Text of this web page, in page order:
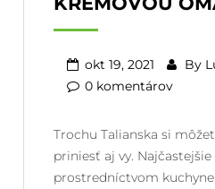
okt 19, 2021 By
0 komentárov
Trochu Talianska si
priniesť aj vy. Najčastejšie
prostredníctvom